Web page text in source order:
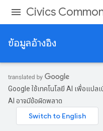
ข้อมูลอ้างอิง
Google ใช้เทคโนโลยี AI เพื่อแป
AI อาจมีข้อผิดพลาด